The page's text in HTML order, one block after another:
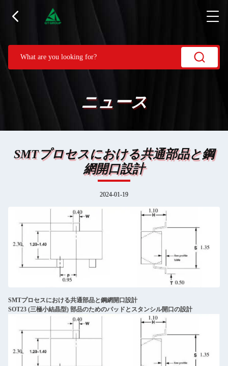
ニュース
SMTプロセスにおける共通部品と鋼
網開口設計
2024-01-19
SMTプロセスにおける共通部品と鋼網開口設計
SOT23 (三極小結晶型) 部品のためのパッドとスタンシル開口の設計